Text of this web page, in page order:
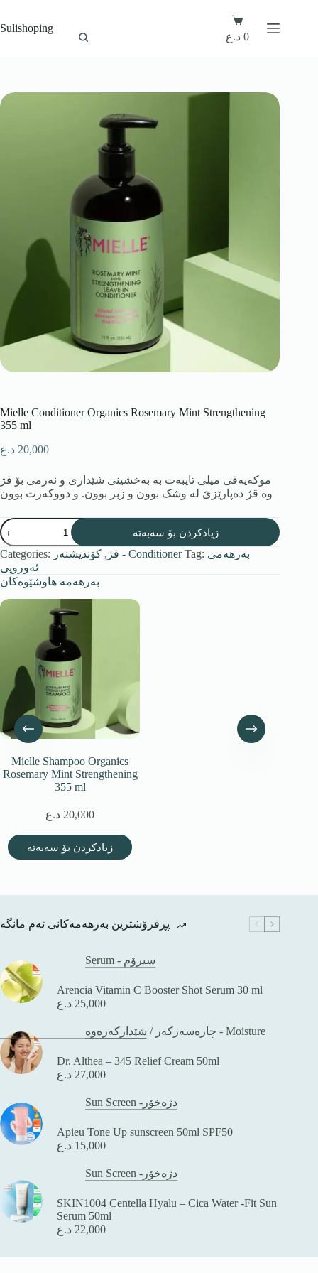
Sulishoping
0 د.ع
Mielle Conditioner Organics Rosemary Mint Strengthening
355 ml
20,000 د.ع
موکەیەفی میلی تایبەت بە بەخشینی شێداری و نەرمی بۆ قژ
وە قژ دەپارێزێ لە وشک بوون و زبر بوون. و دووکەرت بوون
زیادکردن بۆ سەبەتە
Categories: قژ , کۆندیشنەر - Conditioner Tag: بەرهەمی
ئەوروپی
بەرهەمە هاوشێوەکان
Mielle Shampoo Organics
Rosemary Mint Strengthening
355 ml
20,000 د.ع
زیادکردن بۆ سەبەتە
پڕفرۆشترین بەرهەمەکانی ئەم مانگە
Serum - سیرۆم
Arencia Vitamin C Booster Shot Serum 30 ml
25,000 د.ع
چارەسەرکەر / شێدارکەرەوە - Moisture
Dr. Althea – 345 Relief Cream 50ml
27,000 د.ع
Sun Screen -دژەخۆر
Apieu Tone Up sunscreen 50ml SPF50
15,000 د.ع
Sun Screen -دژەخۆر
SKIN1004 Centella Hyalu – Cica Water -Fit Sun
Serum 50ml
22,000 د.ع